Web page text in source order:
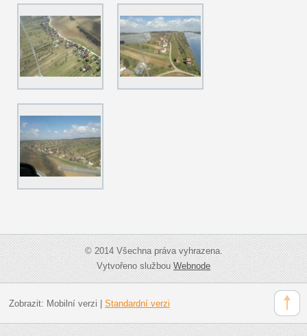
© 2014 Všechna práva vyhrazena.
Vytvořeno službouWebnode
Zobrazit: Mobilní verzi Standardní verzi